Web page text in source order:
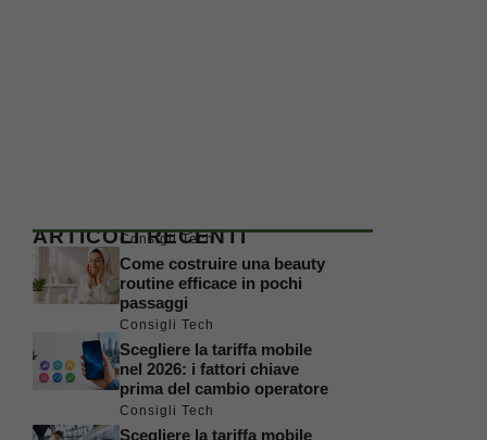
ARTICOLI RECENTI
Consigli Tech
Come costruire una beauty
routine efficace in pochi
passaggi
Consigli Tech
Scegliere la tariffa mobile
nel 2026: i fattori chiave
prima del cambio operatore
Consigli Tech
Scegliere la tariffa mobile